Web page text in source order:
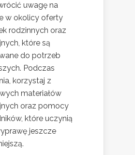
uwagę na
w okolicy oferty
rodzinnych oraz
które są
do potrzeb
Podczas
korzystaj z
materiałów
oraz pomocy
które uczynią
jeszcze